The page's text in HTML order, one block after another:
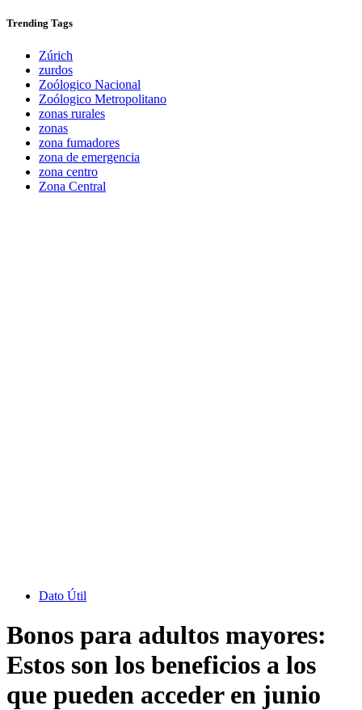
Trending Tags
Zúrich
zurdos
Zoólogico Nacional
Zoólogico Metropolitano
zonas rurales
zonas
zona fumadores
zona de emergencia
zona centro
Zona Central
Dato Útil
Bonos para adultos mayores:
Estos son los beneficios a los
que pueden acceder en junio